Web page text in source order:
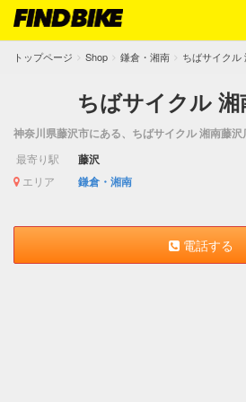
トップページ Shop 鎌倉・湘南 ちばサイクル
ちばサイクル 湘
神奈川県藤沢市にある、ちばサイクル 湘南藤沢
最寄り駅 藤沢
エリア 鎌倉・湘南
電話する